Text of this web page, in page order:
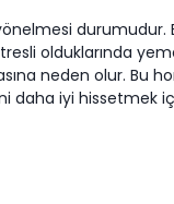
olduklarında
neden olur. Bu
daha iyi